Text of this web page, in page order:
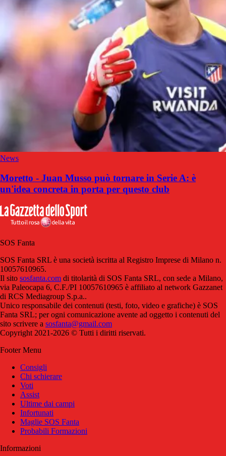
News
Moretto - Juan Musso può tornare in Serie A: è
un'idea concreta in porta per questo club
SOS Fanta
SOS Fanta SRL è una società iscritta al Registro Imprese di Milano n.
10057610965.
Il sito sosfanta.com di titolarità di SOS Fanta SRL, con sede a Milano,
via Paleocapa 6, C.F./PI 10057610965 è affiliato al network Gazzanet
di RCS Mediagroup S.p.a..
Unico responsabile dei contenuti (testi, foto, video e grafiche) è SOS
Fanta SRL; per ogni comunicazione avente ad oggetto i contenuti del
sito scrivere a sosfanta@gmail.com
Copyright 2021-2026 © Tutti i diritti riservati.
Footer Menu
Consigli
Chi schierare
Voti
Assist
Ultime dai campi
Infortunati
Maglie SOS Fanta
Probabili Formazioni
Informazioni